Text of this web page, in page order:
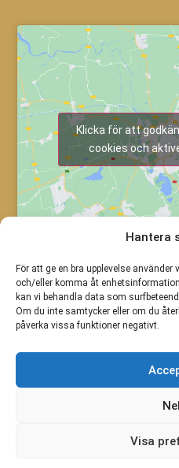
Hantera
För att ge en bra upplevelse
och/eller komma åt
kan vi behandla data som
Om du inte samtycker eller om du
påverka vissa funktioner negativt.
Visa
Klicka för att
cookies och